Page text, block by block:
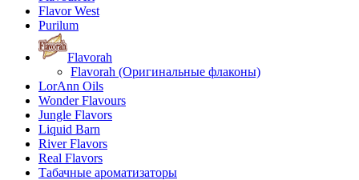
Flavor West
Purilum
Flavorah
Flavorah (Оригинальные флаконы)
LorAnn Oils
Wonder Flavours
Jungle Flavors
Liquid Barn
River Flavors
Real Flavors
Табачные ароматизаторы